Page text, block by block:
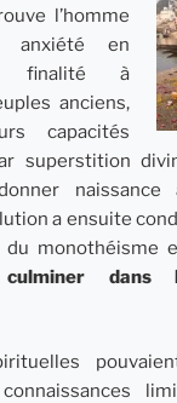
l’homme
anxiété en
finalité à
anciens,
capacités
superstition
a ensuite
du monothéisme
culminer dans